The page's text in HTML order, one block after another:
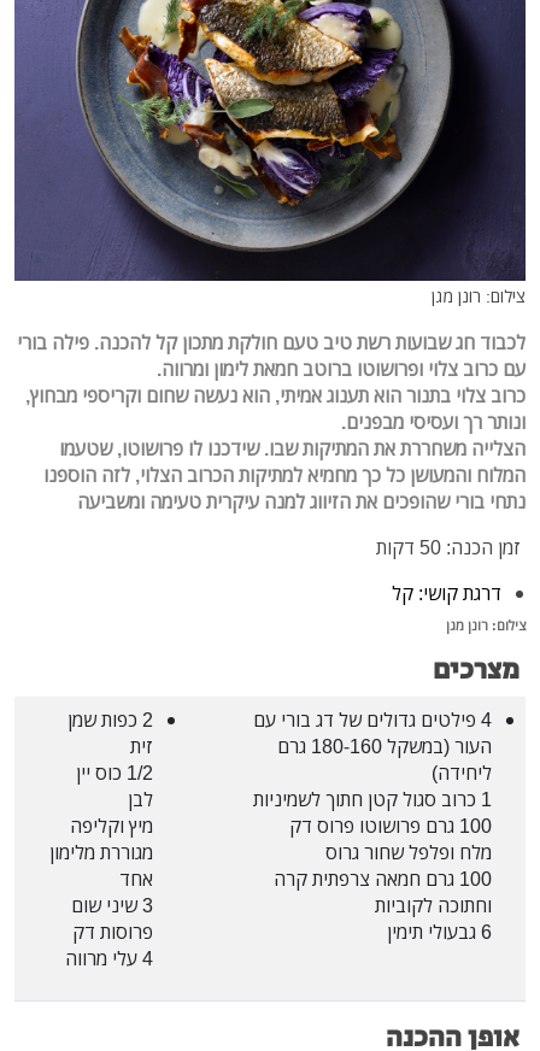
צילום: רונן מגן
לכבוד חג שבועות רשת טיב טעם חולקת מתכון קל להכנה. פילה בורי
עם כרוב צלוי ופרושוטו ברוטב חמאת לימון ומרווה.
כרוב צלוי בתנור הוא תענוג אמיתי, הוא נעשה שחום וקריספי מבחוץ,
ונותר רך ועסיסי מבפנים.
הצלייה משחררת את המתיקות שבו. שידכנו לו פרושוטו, שטעמו
המלוח והמעושן כל כך מחמיא למתיקות הכרוב הצלוי, לזה הוספנו
נתחי בורי שהופכים את הזיווג למנה עיקרית טעימה ומשביעה
זמן הכנה: 50 דקות
דרגת קושי: קל
צילום: רונן מגן
מצרכים
4 פילטים גדולים של דג בורי עם
העור (במשקל 180-160 גרם
ליחידה)
1 כרוב סגול קטן חתוך לשמיניות
100 גרם פרושוטו פרוס דק
מלח ופלפל שחור גרוס
100 גרם חמאה צרפתית קרה
וחתוכה לקוביות
6 גבעולי תימין
2 כפות שמן
זית
1/2 כוס יין
לבן
מיץ וקליפה
מגוררת מלימון
אחד
3 שיני שום
פרוסות דק
4 עלי מרווה
אופן ההכנה